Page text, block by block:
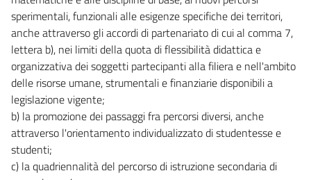
sperimentali, funzionali alle esigenze specifiche dei territori,
anche attraverso gli accordi di partenariato di cui al comma 7,
lettera b), nei limiti della quota di flessibilità didattica e
organizzativa dei soggetti partecipanti alla filiera e nell'ambito
delle risorse umane, strumentali e finanziarie disponibili a
legislazione vigente;
b) la promozione dei passaggi fra percorsi diversi, anche
attraverso l'orientamento individualizzato di studentesse e
studenti;
c) la quadriennalità del percorso di istruzione secondaria di